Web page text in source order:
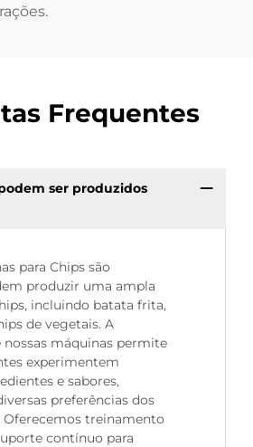
Frequentes
ser produzidos
para Chips são
produzir uma ampla
incluindo batata frita,
de vegetais. A
nossas máquinas permite
experimentem
e sabores,
preferências dos
treinamento
contínuo para